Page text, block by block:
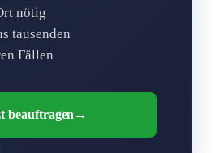
nötig
tausenden
Fällen
beauftragen →